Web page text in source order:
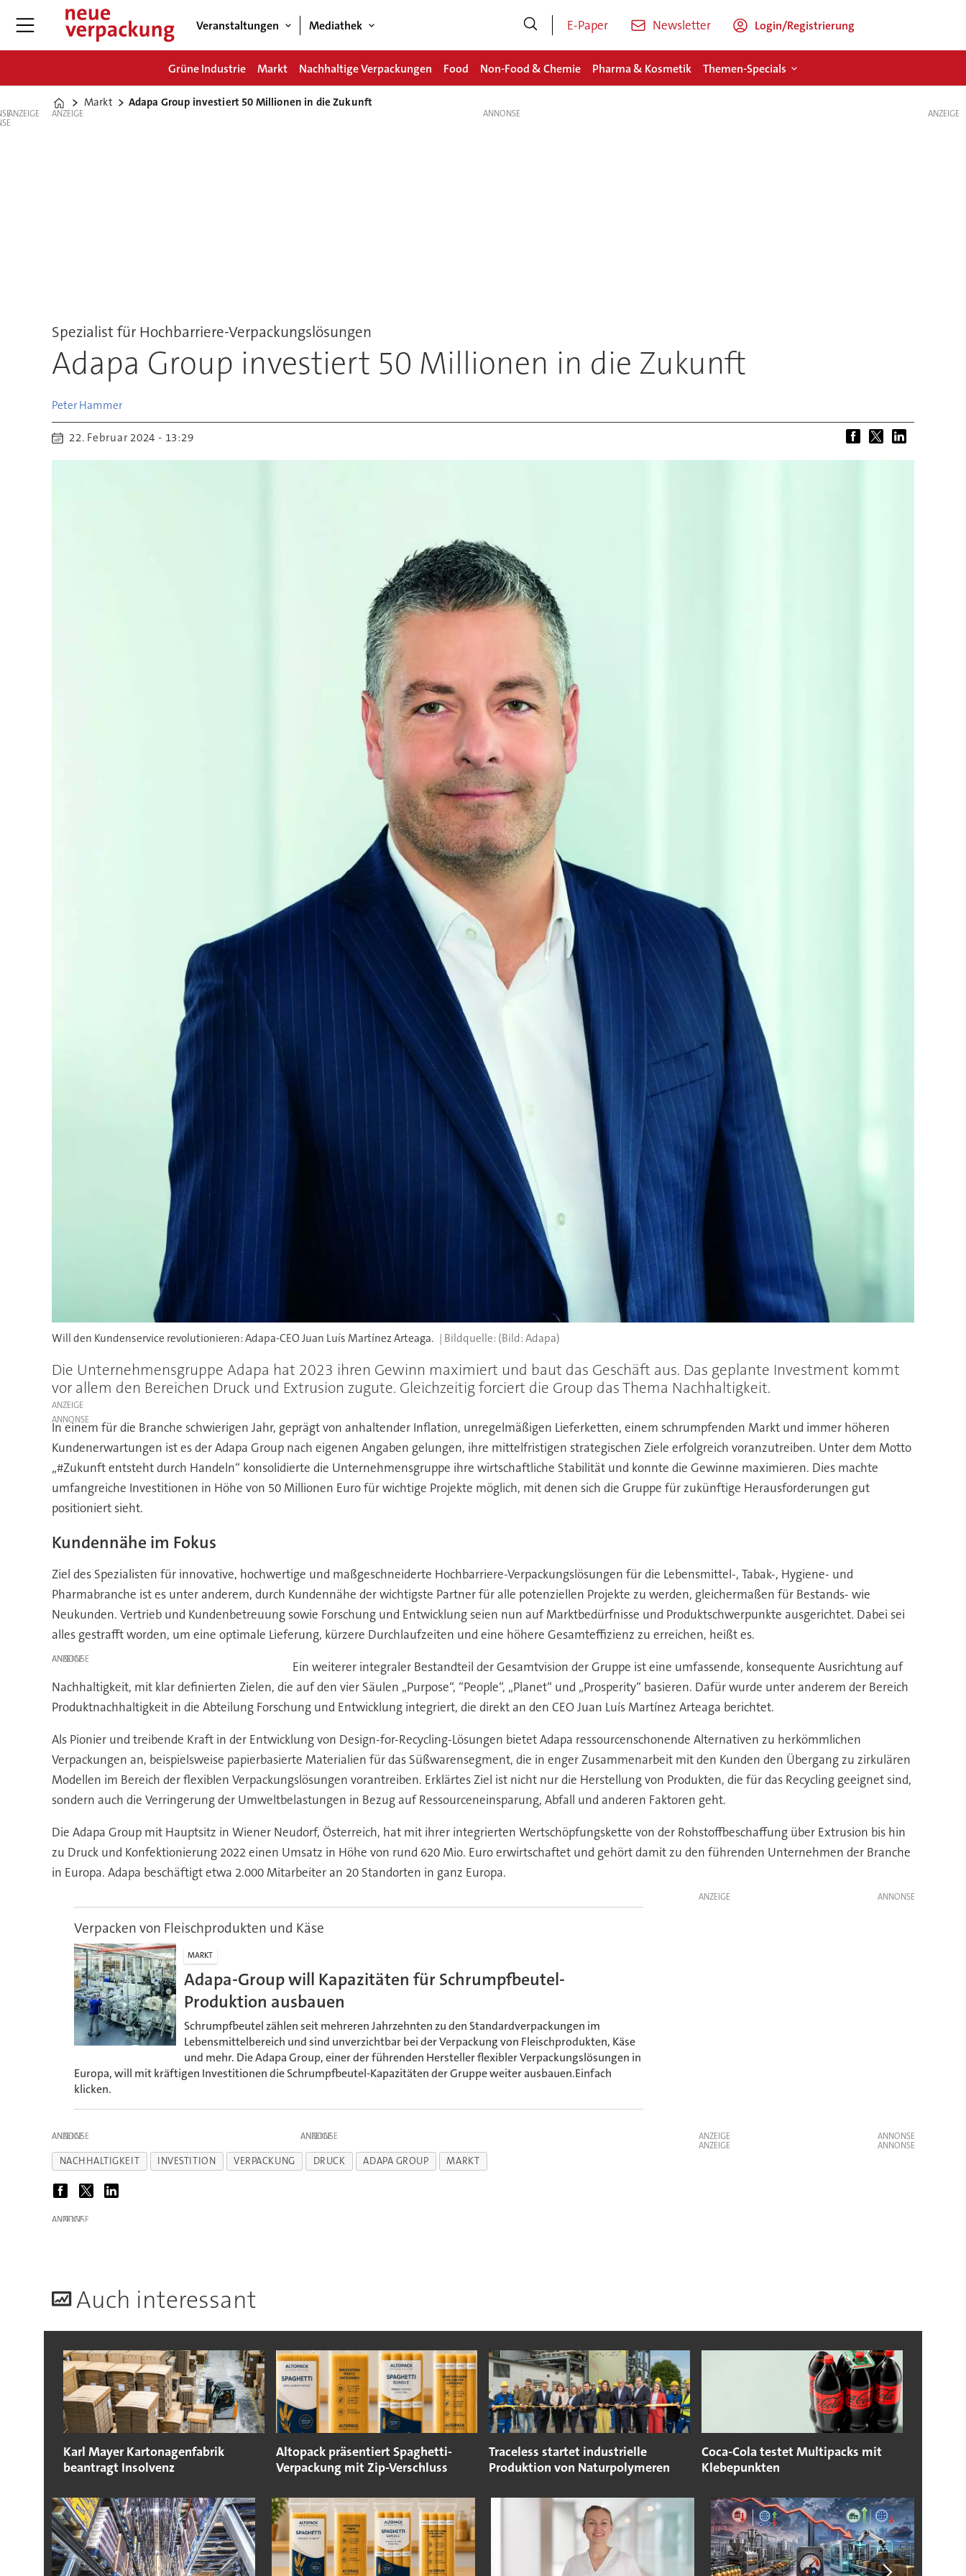
Veranstaltungen Mediathek E-Paper Newsletter Login/Registrierung
Grüne Industrie Markt Nachhaltige Verpackungen Food Non-Food & Chemie Pharma & Kosmetik Themen-Specials
Home
Markt Adapa Group investiert 50 Millionen in die Zukunft
ANZEIGE ANZEIGE
Spezialist für Hochbarriere-Verpackungslösungen
Adapa Group investiert 50 Millionen in die Zukunft
Peter Hammer
22. Februar 2024 - 13:29
Will den Kundenservice revolutionieren: Adapa-CEO Juan Luís Martínez Arteaga. (Bild: Adapa)
Die Unternehmensgruppe Adapa hat 2023 ihren Gewinn maximiert und baut das Geschäft aus. Das geplante Investment kommt
vor allem den Bereichen Druck und Extrusion zugute. Gleichzeitig forciert die Group das Thema Nachhaltigkeit.
ANZEIGE
In einem für die Branche schwierigen Jahr, geprägt von anhaltender Inflation, unregelmäßigen Lieferketten, einem schrumpfenden Markt und immer höheren
Kundenerwartungen ist es der Adapa Group nach eigenen Angaben gelungen, ihre mittelfristigen strategischen Ziele erfolgreich voranzutreiben. Unter dem Motto
„#Zukunft entsteht durch Handeln“ konsolidierte die Unternehmensgruppe ihre wirtschaftliche Stabilität und konnte die Gewinne maximieren. Dies machte
umfangreiche Investitionen in Höhe von 50 Millionen Euro für wichtige Projekte möglich, mit denen sich die Gruppe für zukünftige Herausforderungen gut
positioniert sieht.
Kundennähe im Fokus
Ziel des Spezialisten für innovative, hochwertige und maßgeschneiderte Hochbarriere-Verpackungslösungen für die Lebensmittel-, Tabak-, Hygiene- und
Pharmabranche ist es unter anderem, durch Kundennähe der wichtigste Partner für alle potenziellen Projekte zu werden, gleichermaßen für Bestands- wie
Neukunden. Vertrieb und Kundenbetreuung sowie Forschung und Entwicklung seien nun auf Marktbedürfnisse und Produktschwerpunkte ausgerichtet. Dabei sei
alles gestrafft worden, um eine optimale Lieferung, kürzere Durchlaufzeiten und eine höhere Gesamteffizienz zu erreichen, heißt es.
ANZEIGE
Ein weiterer integraler Bestandteil der Gesamtvision der Gruppe ist eine umfassende, konsequente Ausrichtung auf
Nachhaltigkeit, mit klar definierten Zielen, die auf den vier Säulen „Purpose“, “People“, „Planet“ und „Prosperity“ basieren. Dafür wurde unter anderem der Bereich
Produktnachhaltigkeit in die Abteilung Forschung und Entwicklung integriert, die direkt an den CEO Juan Luís Martínez Arteaga berichtet.
Als Pionier und treibende Kraft in der Entwicklung von Design-for-Recycling-Lösungen bietet Adapa ressourcenschonende Alternativen zu herkömmlichen
Verpackungen an, beispielsweise papierbasierte Materialien für das Süßwarensegment, die in enger Zusammenarbeit mit den Kunden den Übergang zu zirkulären
Modellen im Bereich der flexiblen Verpackungslösungen vorantreiben. Erklärtes Ziel ist nicht nur die Herstellung von Produkten, die für das Recycling geeignet sind,
sondern auch die Verringerung der Umweltbelastungen in Bezug auf Ressourceneinsparung, Abfall und anderen Faktoren geht.
Die Adapa Group mit Hauptsitz in Wiener Neudorf, Österreich, hat mit ihrer integrierten Wertschöpfungskette von der Rohstoffbeschaffung über Extrusion bis hin
zu Druck und Konfektionierung 2022 einen Umsatz in Höhe von rund 620 Mio. Euro erwirtschaftet und gehört damit zu den führenden Unternehmen der Branche
in Europa. Adapa beschäftigt etwa 2.000 Mitarbeiter an 20 Standorten in ganz Europa.
ANZEIGE
Verpacken von Fleischprodukten und Käse
MARKT
Adapa-Group will Kapazitäten für Schrumpfbeutel-
Produktion ausbauen
Schrumpfbeutel zählen seit mehreren Jahrzehnten zu den Standardverpackungen im
Lebensmittelbereich und sind unverzichtbar bei der Verpackung von Fleischprodukten, Käse
und mehr. Die Adapa Group, einer der führenden Hersteller flexibler Verpackungslösungen in
Europa, will mit kräftigen Investitionen die Schrumpfbeutel-Kapazitäten der Gruppe weiter ausbauen.Einfach
klicken.
ANZEIGE ANZEIGE
ANZEIGE
ANZEIGE
NACHHALTIGKEIT INVESTITION VERPACKUNG DRUCK ADAPA GROUP MARKT
ANZEIGE
Auch interessant
Karl Mayer Kartonagenfabrik
beantragt Insolvenz
Altopack präsentiert Spaghetti-
Verpackung mit Zip-Verschluss
Traceless startet industrielle
Produktion von Naturpolymeren
Coca-Cola testet Multipacks mit
Klebepunkten
ANZEIGE